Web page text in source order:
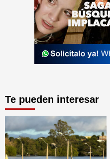
Te pueden interesar